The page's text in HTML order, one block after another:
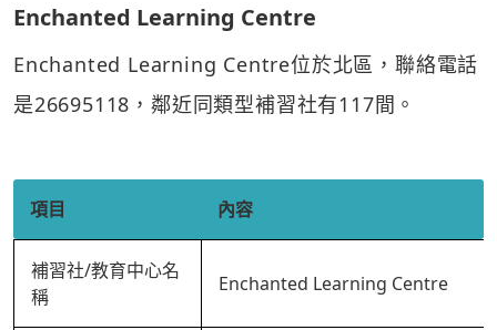
Enchanted Learning Centre
Enchanted Learning Centre位於北區，聯絡電話
是26695118，鄰近同類型補習社有117間。
項目 內容
補習社/教育中心名
稱
Enchanted Learning Centre